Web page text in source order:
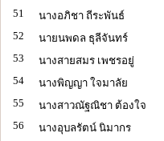
51
นางอภิชา ถีระพันธ์
52
นายนพดล ธุลีจันทร์
53
นางสายสมร เพชรอยู่
54
นางพิญญา ใจมาลัย
55
นางสาวณัฐณิชา ต้องใจ
56
นางอุบลรัตน์ นิมากร